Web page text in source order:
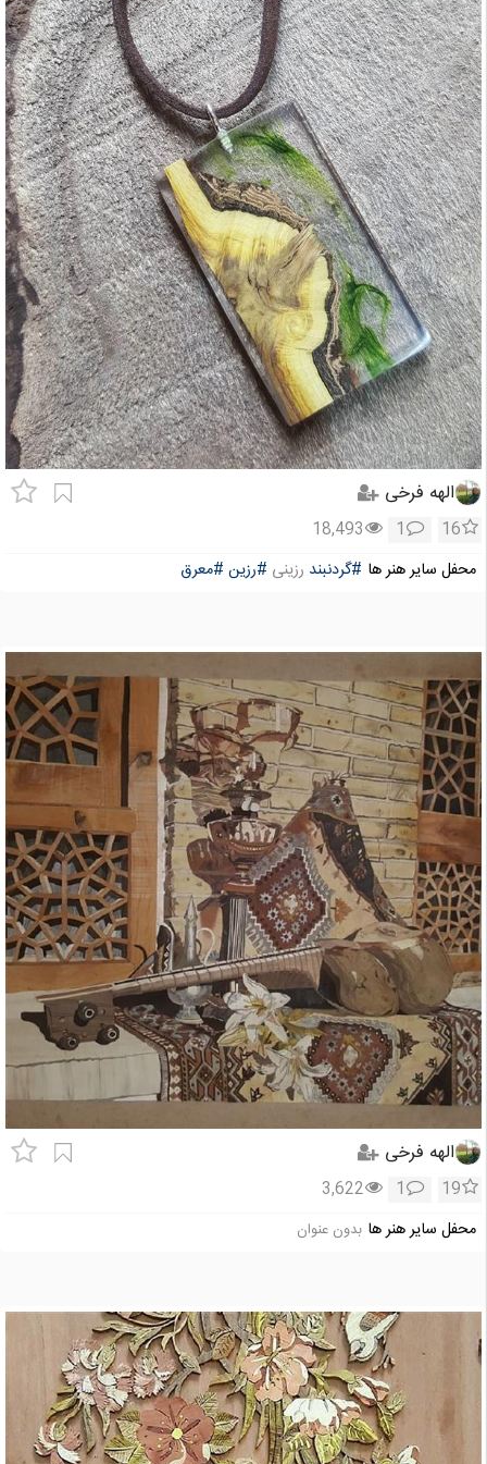
الهه فرخی
16
1
18,493
محفل سایر هنر ها #گردنبند رزینی #رزین #معرق
الهه فرخی
19
1
3,622
محفل سایر هنر ها بدون عنوان